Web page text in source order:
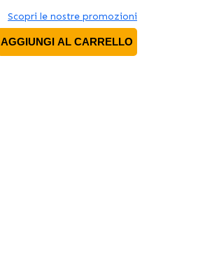
Scopri le nostre promozioni
AGGIUNGI AL CARRELLO